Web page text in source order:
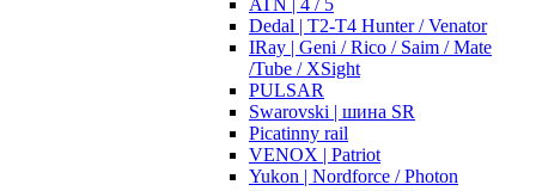
ATN | 4 / 5
Dedal | T2-T4 Hunter / Venator
IRay | Geni / Rico / Saim / Mate
/Tube / XSight
PULSAR
Swarovski | шина SR
Picatinny rail
VENOX | Patriot
Yukon | Nordforce / Photon